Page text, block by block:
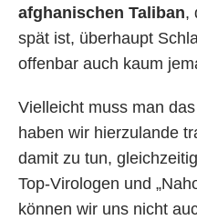
afghanischen Taliban,
spät ist, überhaupt
offenbar auch kaum
Vielleicht muss man
haben wir hierzulande
damit zu tun,
Top-Virologen und
können wir uns nicht